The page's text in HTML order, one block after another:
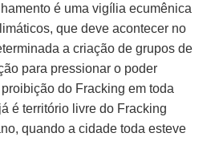
é uma vigília ecumênica
que deve acontecer no
a criação de grupos de
para pressionar o poder
do Fracking em toda
é território livre do Fracking
quando a cidade toda esteve